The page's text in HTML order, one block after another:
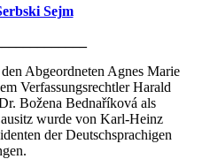
Sejm
Abgeordneten Agnes Marie
Verfassungsrechtler Harald
Božena Bednaříková als
wurde von Karl-Heinz
der Deutschsprachigen